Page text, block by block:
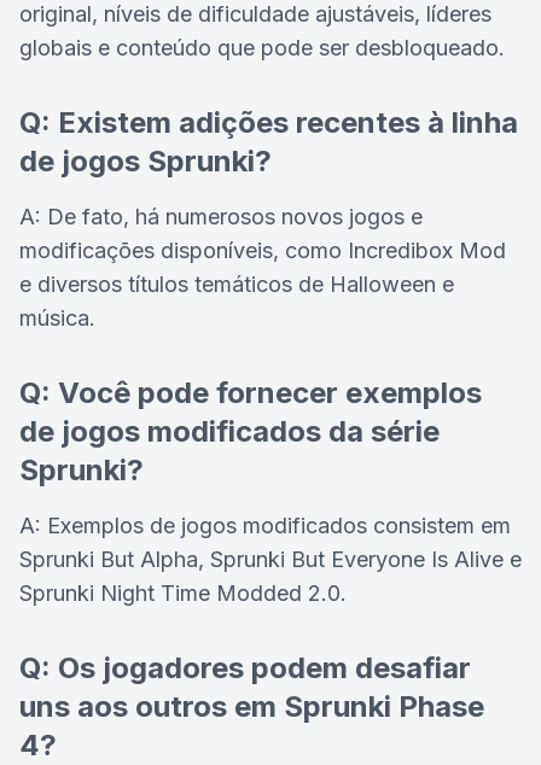
original, níveis de dificuldade ajustáveis, líderes
globais e conteúdo que pode ser desbloqueado.
Q: Existem adições recentes à linha
de jogos Sprunki?
A: De fato, há numerosos novos jogos e
modificações disponíveis, como Incredibox Mod
e diversos títulos temáticos de Halloween e
música.
Q: Você pode fornecer exemplos
de jogos modificados da série
Sprunki?
A: Exemplos de jogos modificados consistem em
Sprunki But Alpha, Sprunki But Everyone Is Alive e
Sprunki Night Time Modded 2.0.
Q: Os jogadores podem desafiar
uns aos outros em Sprunki Phase
4?